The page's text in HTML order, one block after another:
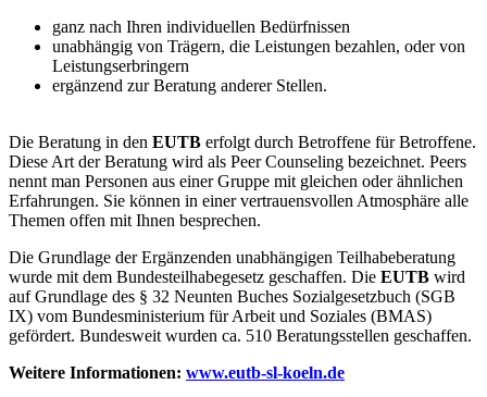
ganz nach Ihren individuellen Bedürfnissen
unabhängig von Trägern, die Leistungen bezahlen, oder von
Leistungserbringern
ergänzend zur Beratung anderer Stellen.
Die Beratung in den EUTB erfolgt durch Betroffene für Betroffene.
Diese Art der Beratung wird als Peer Counseling bezeichnet. Peers
nennt man Personen aus einer Gruppe mit gleichen oder ähnlichen
Erfahrungen. Sie können in einer vertrauensvollen Atmosphäre alle
Themen offen mit Ihnen besprechen.
Die Grundlage der Ergänzenden unabhängigen Teilhabeberatung
wurde mit dem Bundesteilhabegesetz geschaffen. Die EUTB wird
auf Grundlage des § 32 Neunten Buches Sozialgesetzbuch (SGB
IX) vom Bundesministerium für Arbeit und Soziales (BMAS)
gefördert. Bundesweit wurden ca. 510 Beratungsstellen geschaffen.
Weitere Informationen: www.eutb-sl-koeln.de